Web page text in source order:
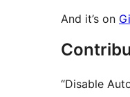
And it’s on
“Disable